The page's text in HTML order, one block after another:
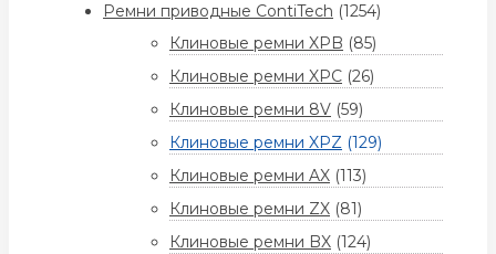
Ремни приводные ContiTech (1254)
Клиновые ремни XPB (85)
Клиновые ремни XPC (26)
Клиновые ремни 8V (59)
Клиновые ремни XPZ (129)
Клиновые ремни AX (113)
Клиновые ремни ZX (81)
Клиновые ремни BX (124)